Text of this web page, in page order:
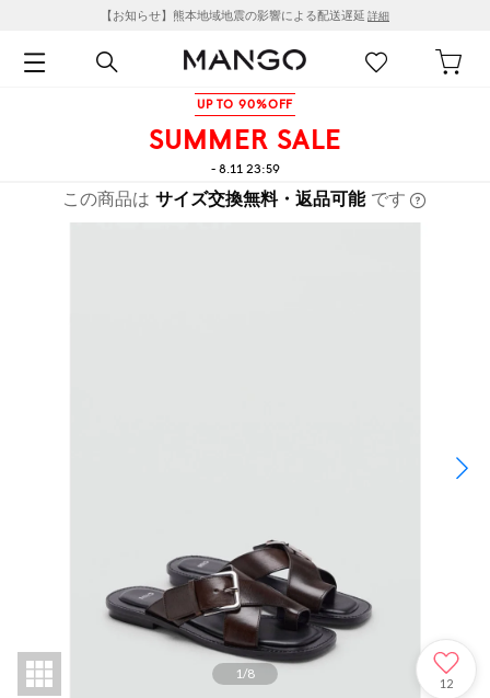
【お知らせ】熊本地域地震の影響による配送遅延 詳細
UP TO 90%OFF
SUMMER SALE
- 8.11 23:59
この商品は サイズ交換無料・返品可能 です
1/8
12